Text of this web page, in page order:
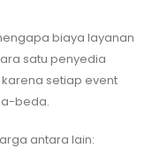
biaya layanan
satu penyedia
setiap event
beda.
antara lain: